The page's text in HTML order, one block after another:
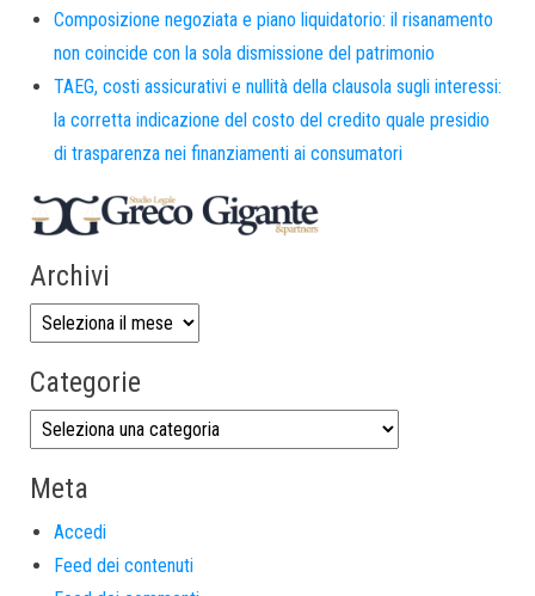
Composizione negoziata e piano liquidatorio: il risanamento
non coincide con la sola dismissione del patrimonio
TAEG, costi assicurativi e nullità della clausola sugli interessi:
la corretta indicazione del costo del credito quale presidio
di trasparenza nei finanziamenti ai consumatori
Archivi
Categorie
Meta
Accedi
Feed dei contenuti